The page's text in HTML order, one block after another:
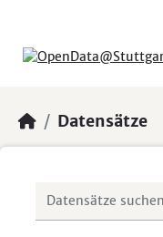
Datensätze